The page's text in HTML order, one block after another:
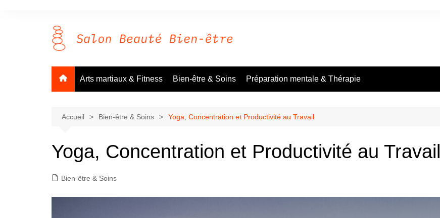
Arts martiaux & Fitness Bien-être & Soins Préparation mentale & Thérapie
Accueil Bien-être & Soins Yoga, Concentration et Productivité au Travail
Yoga, Concentration et Productivité au Travail
Bien-être & Soins